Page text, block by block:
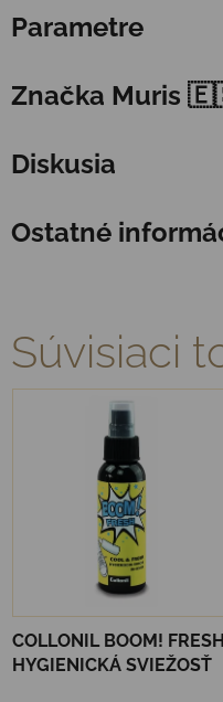
Parametre
Značka Muris
Diskusia
Ostatné
Súvisiaci
COLLONIL BOOM!
HYGIENICKÁ SVIEŽOSŤ